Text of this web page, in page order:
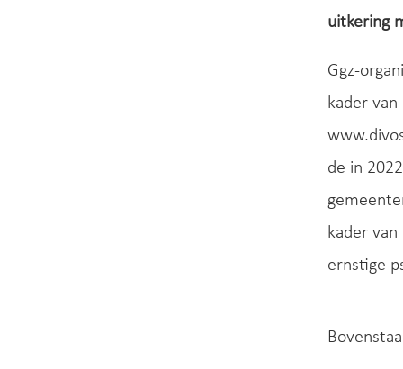
uitkering
Ggz-
kader
de in
kader
ernstige